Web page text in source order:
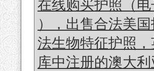
在线购买护照（
），出售合法美
法生物特征护照
库中注册的澳大